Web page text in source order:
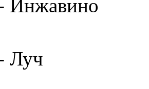
Инжавино
Луч